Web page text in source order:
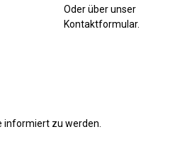
Oder über unser
Kontaktformular.
informiert zu werden.